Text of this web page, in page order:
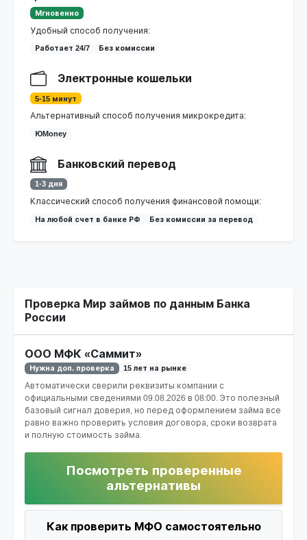
Мгновенно
Удобный способ получения:
Работает 24/7 Без комиссии
Электронные кошельки
5-15 минут
Альтернативный способ получения микрокредита:
ЮMoney
Банковский перевод
1-3 дня
Классический способ получения финансовой помощи:
На любой счет в банке РФ Без комиссии за перевод
Проверка Мир займов по данным Банка
России
ООО МФК «Саммит»
Нужна доп. проверка 15 лет на рынке
Автоматически сверили реквизиты компании с
официальными сведениями 09.08.2026 в 08:00. Это полезный
базовый сигнал доверия, но перед оформлением займа все
равно важно проверить условия договора, сроки возврата
и полную стоимость займа.
Посмотреть проверенные
альтернативы
Как проверить МФО самостоятельно